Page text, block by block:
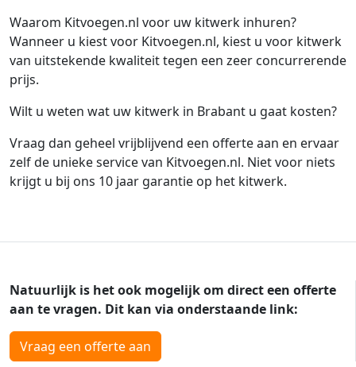
Waarom Kitvoegen.nl voor uw kitwerk inhuren?
Wanneer u kiest voor Kitvoegen.nl, kiest u voor kitwerk
van uitstekende kwaliteit tegen een zeer concurrerende
prijs.
Wilt u weten wat uw kitwerk in Brabant u gaat kosten?
Vraag dan geheel vrijblijvend een offerte aan en ervaar
zelf de unieke service van Kitvoegen.nl. Niet voor niets
krijgt u bij ons 10 jaar garantie op het kitwerk.
Natuurlijk is het ook mogelijk om direct een offerte
aan te vragen. Dit kan via onderstaande link:
Vraag een offerte aan